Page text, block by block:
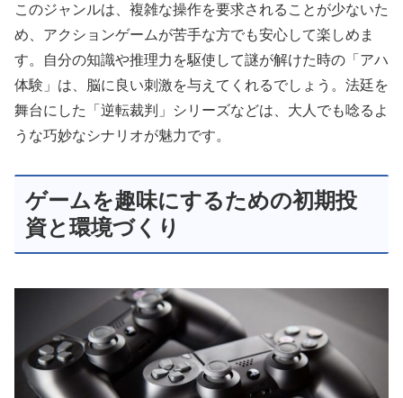
このジャンルは、複雑な操作を要求されることが少ないた
め、アクションゲームが苦手な方でも安心して楽しめま
す。自分の知識や推理力を駆使して謎が解けた時の「アハ
体験」は、脳に良い刺激を与えてくれるでしょう。法廷を
舞台にした「逆転裁判」シリーズなどは、大人でも唸るよ
うな巧妙なシナリオが魅力です。
ゲームを趣味にするための初期投
資と環境づくり